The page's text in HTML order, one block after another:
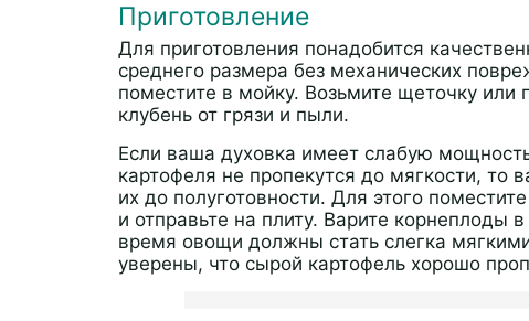
Приготовление
Для приготовления понадобится
среднего размера без механических
поместите в мойку. Возьмите щеточку
клубень от грязи и пыли.
Если ваша духовка имеет слабую
картофеля не пропекутся до мягкости, то
их до полуготовности. Для этого
и отправьте на плиту. Варите корнеплоды
время овощи должны стать слегка
уверены, что сырой картофель хорошо